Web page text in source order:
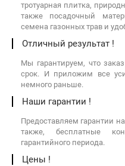
тротуарная плитка,
также посадочный
семена газонных трав и
Отличный результат !
Мы гарантируем, что
срок. И приложим все
немного раньше.
Наши гарантии !
Предоставляем гарантии
также, бесплатные
гарантийного периода.
Цены !